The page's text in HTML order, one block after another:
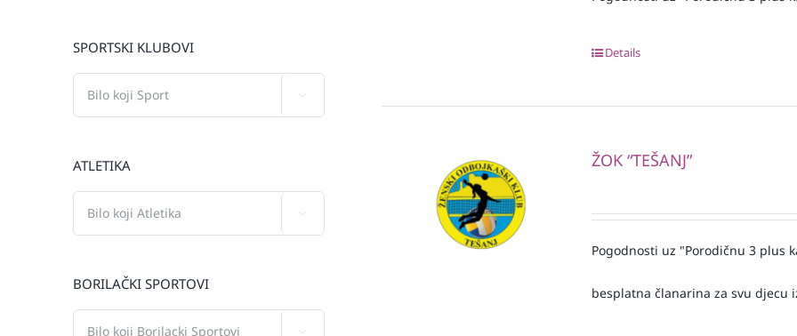
Details
ŽOK “TEŠANJ”
Pogodnosti uz "Porodičnu 3 plus
besplatna članarina za svu djecu
SPORTSKI KLUBOVI
ATLETIKA
BORILAČKI SPORTOVI